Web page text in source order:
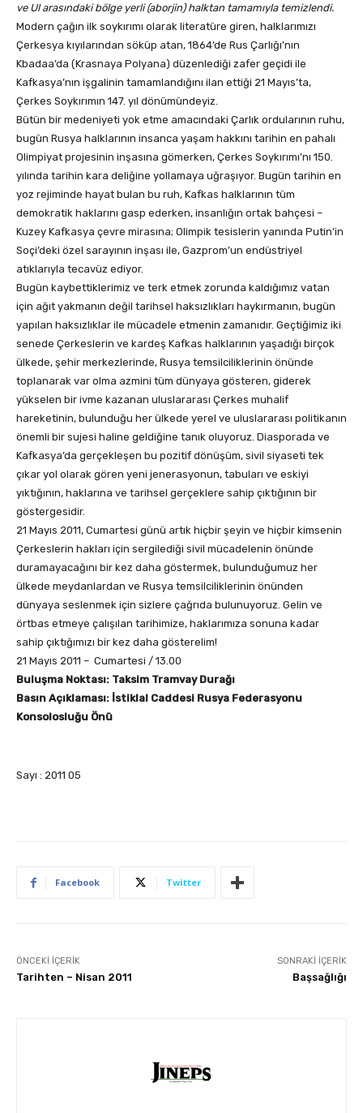
ve Ul arasındaki bölge yerli (aborjin) halktan tamamıyla temizlendi.
Modern çağın ilk soykırımı olarak literatüre giren, halklarımızı
Çerkesya kıyılarından söküp atan, 1864’de Rus Çarlığı’nın
Kbadaa’da (Krasnaya Polyana) düzenlediği zafer geçidi ile
Kafkasya’nın işgalinin tamamlandığını ilan ettiği 21 Mayıs’ta,
Çerkes Soykırımın 147. yıl dönümündeyiz.
Bütün bir medeniyeti yok etme amacındaki Çarlık ordularının ruhu,
bugün Rusya halklarının insanca yaşam hakkını tarihin en pahalı
Olimpiyat projesinin inşasına gömerken, Çerkes Soykırımı’nı 150.
yılında tarihin kara deliğine yollamaya uğraşıyor. Bugün tarihin en
yoz rejiminde hayat bulan bu ruh, Kafkas halklarının tüm
demokratik haklarını gasp ederken, insanlığın ortak bahçesi –
Kuzey Kafkasya çevre mirasına; Olimpik tesislerin yanında Putin’in
Soçi’deki özel sarayının inşası ile, Gazprom’un endüstriyel
atıklarıyla tecavüz ediyor.
Bugün kaybettiklerimiz ve terk etmek zorunda kaldığımız vatan
için ağıt yakmanın değil tarihsel haksızlıkları haykırmanın, bugün
yapılan haksızlıklar ile mücadele etmenin zamanıdır. Geçtiğimiz iki
senede Çerkeslerin ve kardeş Kafkas halklarının yaşadığı birçok
ülkede, şehir merkezlerinde, Rusya temsilciliklerinin önünde
toplanarak var olma azmini tüm dünyaya gösteren, giderek
yükselen bir ivme kazanan uluslararası Çerkes muhalif
hareketinin, bulunduğu her ülkede yerel ve uluslararası politikanın
önemli bir sujesi haline geldiğine tanık oluyoruz. Diasporada ve
Kafkasya’da gerçekleşen bu pozitif dönüşüm, sivil siyaseti tek
çıkar yol olarak gören yeni jenerasyonun, tabuları ve eskiyi
yıktığının, haklarına ve tarihsel gerçeklere sahip çıktığının bir
göstergesidir.
21 Mayıs 2011, Cumartesi günü artık hiçbir şeyin ve hiçbir kimsenin
Çerkeslerin hakları için sergilediği sivil mücadelenin önünde
duramayacağını bir kez daha göstermek, bulunduğumuz her
ülkede meydanlardan ve Rusya temsilciliklerinin önünden
dünyaya seslenmek için sizlere çağrıda bulunuyoruz. Gelin ve
örtbas etmeye çalışılan tarihimize, haklarımıza sonuna kadar
sahip çıktığımızı bir kez daha gösterelim!
21 Mayıs 2011 – Cumartesi / 13.00
Buluşma Noktası: Taksim Tramvay Durağı
Basın Açıklaması: İstiklal Caddesi Rusya Federasyonu
Konsolosluğu Önü
Sayı : 2011 05
Facebook Twitter
ÖNCEKI İÇERIK
Tarihten – Nisan 2011
SONRAKI İÇERIK
Başsağlığı